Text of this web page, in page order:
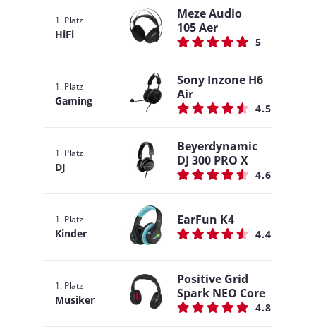
1. Platz
HiFi
Meze Audio
105 Aer
5
1. Platz
Gaming
Sony Inzone H6
Air
4.5
1. Platz
DJ
Beyerdynamic
DJ 300 PRO X
4.6
1. Platz
Kinder
EarFun K4
4.4
1. Platz
Musiker
Positive Grid
Spark NEO Core
4.8